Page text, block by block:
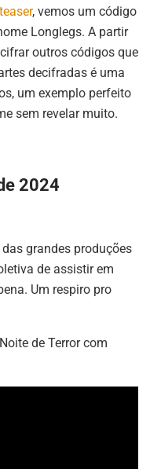
teaser, vemos um código
Longlegs. A partir
outros códigos que
decifradas é uma
um exemplo perfeito
sem revelar muito.
2024
grandes produções
de assistir em
Um respiro pro
de Terror com